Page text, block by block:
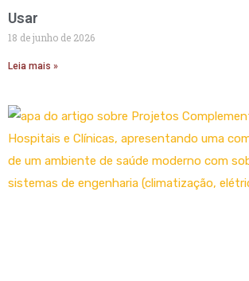
Usar
18 de junho de 2026
Leia mais »